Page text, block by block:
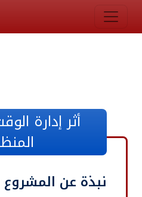
أثر إدارة
نبذة عن المشروع